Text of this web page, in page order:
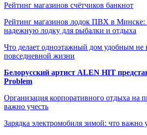
Рейтинг магазинов счётчиков банкнот
Рейтинг магазинов лодок ПВХ в Минске:
надежную лодку для рыбалки и отдыха
Что делает одноэтажный дом удобным не
повседневной жизни
Белорусский артист ALEN HIT
Problem
Организация корпоративного отдыха на
важно учесть
Зарядка электромобиля зимой: что важно